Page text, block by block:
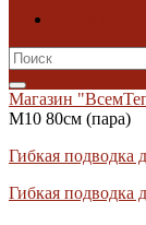
Search
for:
Магазин
M10 80см (пара)
Гибкая подводка
Гибкая подводка